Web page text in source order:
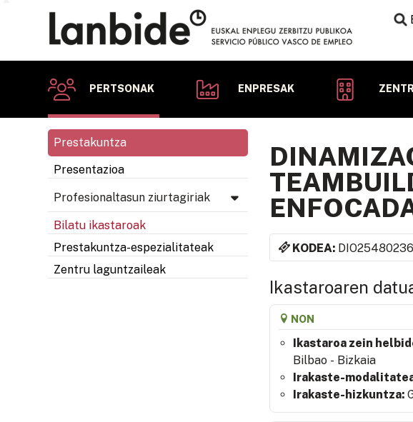
PERTSONAK ENPRESAK
Prestakuntza
Presentazioa
Profesionaltasun ziurtagiriak
Bilatu ikastaroak
Prestakuntza-espezialitateak
Zentru laguntzaileak
KODEA: DIO25480236
Ikastaroaren
NON
Ikastaroa zein
Bilbao - Bizkaia
Irakaste-
Irakaste-hizkuntza: